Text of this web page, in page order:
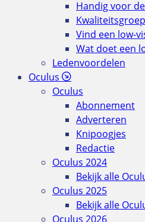
Handig voor
Vind een low-
Wat doet een
Ledenvoordelen
Oculus
Oculus
Abonnement
Adverteren
Knipoogjes
Redactie
Oculus 2024
Bekijk alle
Oculus 2025
Bekijk alle
Oculus 2026